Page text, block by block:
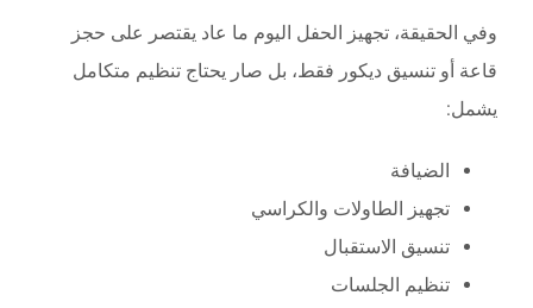
وفي الحقيقة، تجهيز الحفل اليوم ما عاد يقتصر على حجز
قاعة أو تنسيق ديكور فقط، بل صار يحتاج تنظيم متكامل
يشمل:
الضيافة
تجهيز الطاولات والكراسي
تنسيق الاستقبال
تنظيم الجلسات